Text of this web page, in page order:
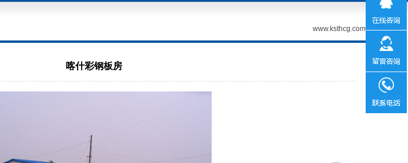
www.ksthcg.com
喀什彩钢板房